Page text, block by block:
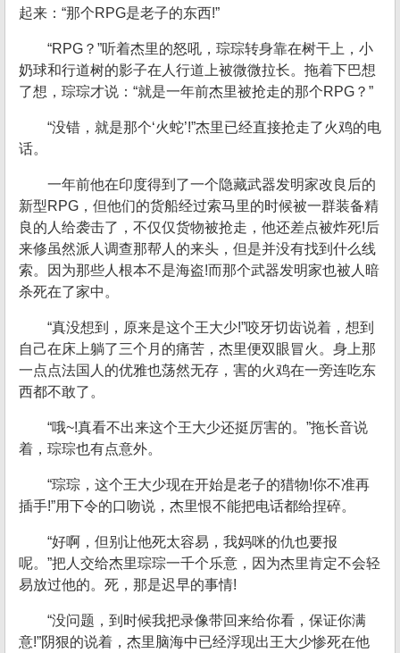
起来：“那个RPG是老子的东西!”
“RPG？”听着杰里的怒吼，琮琮转身靠在树干上，小
奶球和行道树的影子在人行道上被微微拉长。拖着下巴想
了想，琮琮才说：“就是一年前杰里被抢走的那个RPG？”
“没错，就是那个‘火蛇’!”杰里已经直接抢走了火鸡的电
话。
一年前他在印度得到了一个隐藏武器发明家改良后的
新型RPG，但他们的货船经过索马里的时候被一群装备精
良的人给袭击了，不仅仅货物被抢走，他还差点被炸死!后
来修虽然派人调查那帮人的来头，但是并没有找到什么线
索。因为那些人根本不是海盗!而那个武器发明家也被人暗
杀死在了家中。
“真没想到，原来是这个王大少!”咬牙切齿说着，想到
自己在床上躺了三个月的痛苦，杰里便双眼冒火。身上那
一点点法国人的优雅也荡然无存，害的火鸡在一旁连吃东
西都不敢了。
“哦~!真看不出来这个王大少还挺厉害的。”拖长音说
着，琮琮也有点意外。
“琮琮，这个王大少现在开始是老子的猎物!你不准再
插手!”用下令的口吻说，杰里恨不能把电话都给捏碎。
“好啊，但别让他死太容易，我妈咪的仇也要报
呢。”把人交给杰里琮琮一千个乐意，因为杰里肯定不会轻
易放过他的。死，那是迟早的事情!
“没问题，到时候我把录像带回来给你看，保证你满
意!”阴狠的说着，杰里脑海中已经浮现出王大少惨死在他